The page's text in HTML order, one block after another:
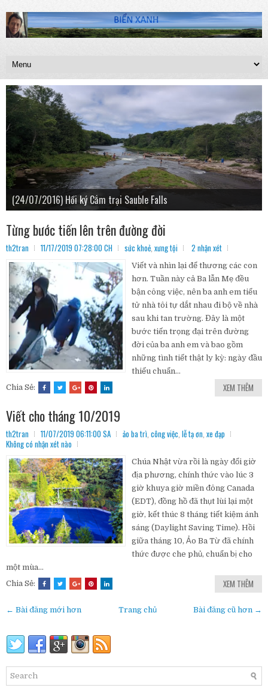
(24/07/2016) Hồi ký Cắm trại Sauble Falls
(09/06/2016) Học yêu thương trên từng chặn đường đời
(04/01/2023) Nửu Ước Năm Mới 2023
(17/08/2019) Santa Maria, Cuba
Từng bước tiến lên trên đường đời
th2tran 11/17/2019 07:28:00 CH sức khoẻ xưng tội 2 nhận xét
Viết và nhìn lại để thương các con
hơn. Tuần này cả Ba lẫn Mẹ đều
bận công việc, nên ba anh em tiểu
tử nhà tôi tự dắt nhau đi bộ về nhà
sau khi tan trường. Đây là một
bước tiến trọng đại trên đường
đời của ba anh em và bao gồm
những tình tiết thật ly kỳ: ngày đầu
thiếu chuẩn...
Chia Sẻ:
XEM THÊM
Viết cho tháng 10/2019
th2tran 11/07/2019 06:11:00 SA ảo ba trì công việc lễ tạ ơn xe đạp
Không có nhận xét nào
Chúa Nhật vừa rồi là ngày đổi giờ
địa phương, chính thức vào lúc 3
giờ khuya giờ miền đông Canada
(EDT), đồng hồ đã thụt lùi lại một
giờ, kết thúc 8 tháng tiết kiệm ánh
sáng (Daylight Saving Time). Hồi
giữa tháng 10, Ảo Ba Từ đã chính
thức được che phủ, chuẩn bị cho
một mùa...
Chia Sẻ:
XEM THÊM
← Bài đăng mới hơn Bài đăng cũ hơn →
Trang chủ